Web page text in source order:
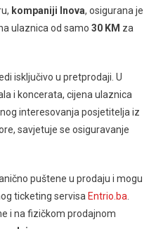
kompaniji Inova, osigurana je
ulaznica od samo 30 KM za
isključivo u pretprodaji. U
i koncerata, cijena ulaznica
interesovanja posjetitelja iz
savjetuje se osiguravanje
puštene u prodaju i mogu
ticketing servisa Entrio.ba
i na fizičkom prodajnom